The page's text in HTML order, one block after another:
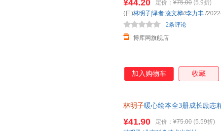
是那么亲切，读林明子就仿佛
在书店遇见林明子，一定要把
子的孩子都能感受到世
¥44.20 定价： ¥75.00 (5.9折)
博库网旗舰店
2条评论
(日)林明子|译者:凌文桦//李力丰 /
加入购物车 收藏
林明子暖心绘本全3册成长励志
¥41.90 定价： ¥75.00 (5.59折)